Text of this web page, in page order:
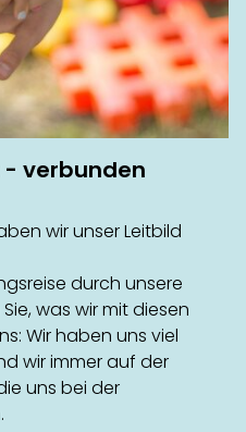
verbunden
wir unser Leitbild
durch unsere
was wir mit diesen
Wir haben uns viel
wir immer auf der
uns bei der